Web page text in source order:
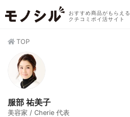
おすすめ商品がもらえる
クチコミポイ活サイト
TOP
服部 祐美子
美容家 / Cherie 代表